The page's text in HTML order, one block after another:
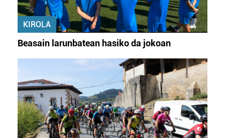
KIROLA
Beasain larunbatean hasiko da jokoan